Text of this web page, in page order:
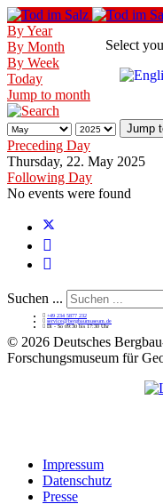
Select
By Year
By Month
By Week
Today
Jump to month
Jump
Preceding Day
Thursday, 22. May 2025
Following Day
No events were found
Suchen ...
+49 234 5877 232
service@bergbaumuseum.de
Di - So 09:30 bis 17:30 Uhr
© 2026 Deutsches
Forschungsmuseum für
Impressum
Datenschutz
Presse